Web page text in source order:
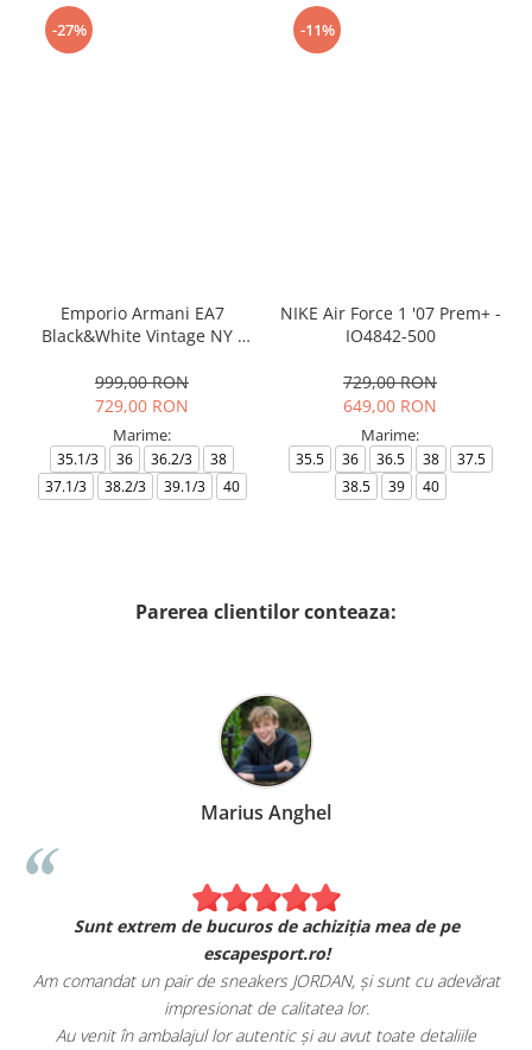
-27%
Emporio Armani EA7
Black&White Vintage NY -
999,00 RON
729,00 RON
Marime:
35.1/3 36 36.2/3
38
37.1/3
38.2/3 39.1/3 40
-11%
NIKE Air Force 1 '07 Prem+ -
IO4842-500
729,00 RON
649,00 RON
Marime:
35.5 36 36.5 38
37.5
38.5
39 40
Parerea clientilor conteaza:
Marius Anghel
Sunt extrem de bucuros de achiziția mea de pe
escapesport.ro!
Am comandat un pair de sneakers JORDAN, și sunt cu adevărat
impresionat de calitatea lor.
Au venit în ambalajul lor autentic și au avut toate detaliile